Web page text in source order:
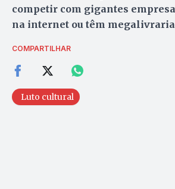
competir com gigantes
na internet ou têm
COMPARTILHAR
Luto cultural